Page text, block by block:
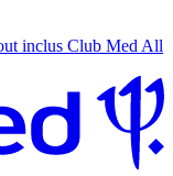
inclus Club Med All